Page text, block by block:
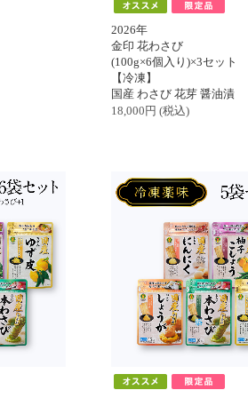
2026年
金印 花わさび
(100g×6個入り)×3セット
【冷凍】
国産 わさび 花芽 醤油漬
18,000 円 (税込)